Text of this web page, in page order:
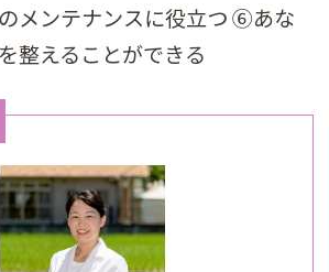
メンテナンスに役立つ ⑥あな
整えることができる